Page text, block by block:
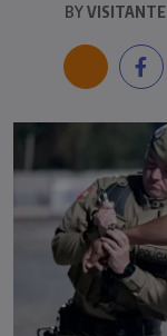
BYVISITANTE